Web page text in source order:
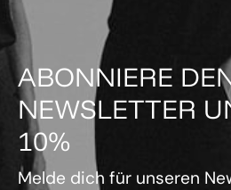
ABONNIERE
NEWSLETTER
10%
Melde dich für unseren